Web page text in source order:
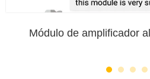
Módulo de amplificador